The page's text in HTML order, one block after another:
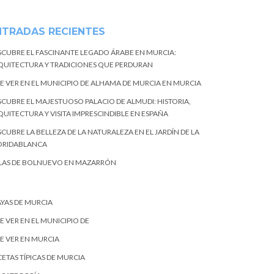
RECIENTES
EL FASCINANTE LEGADO ÁRABE EN MURCIA:
Y TRADICIONES QUE PERDURAN
VER EN EL MUNICIPIO DE ALHAMA DE MURCIA EN MURCIA
EL MAJESTUOSO PALACIO DE ALMUDI: HISTORIA,
Y VISITA IMPRESCINDIBLE EN ESPAÑA
LA BELLEZA DE LA NATURALEZA EN EL JARDÍN DE LA
DE BOLNUEVO EN MAZARRÓN
DE MURCIA
VER EN EL MUNICIPIO DE
VER EN MURCIA
TÍPICAS DE MURCIA